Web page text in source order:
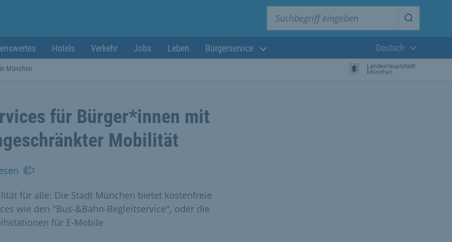
Suche
Hotels Verkehr Jobs Leben Bürgerservice
Aktuelle
Deutsch
München
für Bürger*innen mit
Mobilität
für alle: Die Stadt München bietet kostenfreie
wie den "Bus-&Bahn-Begleitservice", oder die
für E-Mobile